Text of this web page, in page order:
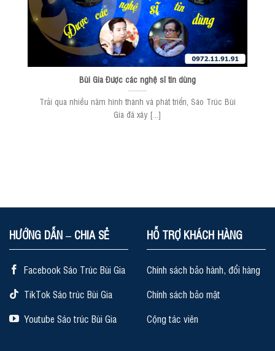
Bùi Gia Được các nghệ sĩ tin dùng
Trải qua nhiều năm hình thành và phát triển, Sáo Trúc Bùi
Gia đã xây [...]
HƯỚNG DẪN – CHIA SẺ
Facebook Sáo Trúc Bùi Gia
TikTok Sáo trúc Bùi Gia
Youtube Sáo trúc Bùi Gia
HỖ TRỢ KHÁCH HÀNG
Chính sách bảo hành, đổi hàng
Chính sách bảo mật
Cộng tác viên